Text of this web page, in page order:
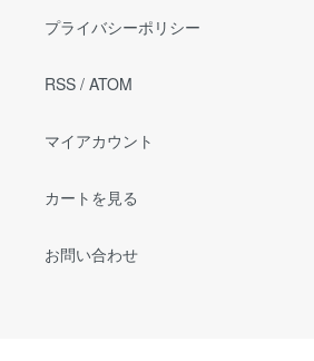
プライバシーポリシー
RSS / ATOM
マイアカウント
カートを見る
お問い合わせ